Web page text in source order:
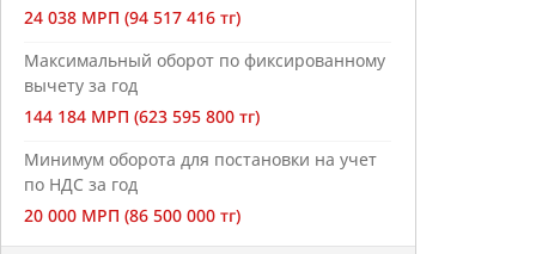
24 038 МРП (94 517 416 тг)
Максимальный оборот по фиксированному
вычету за год
144 184 МРП (623 595 800 тг)
Минимум оборота для постановки на учет
по НДС за год
20 000 МРП (86 500 000 тг)